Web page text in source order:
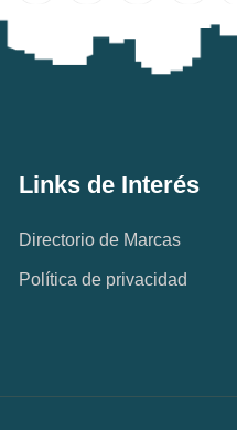
Links de Interés
Directorio de Marcas
Política de privacidad